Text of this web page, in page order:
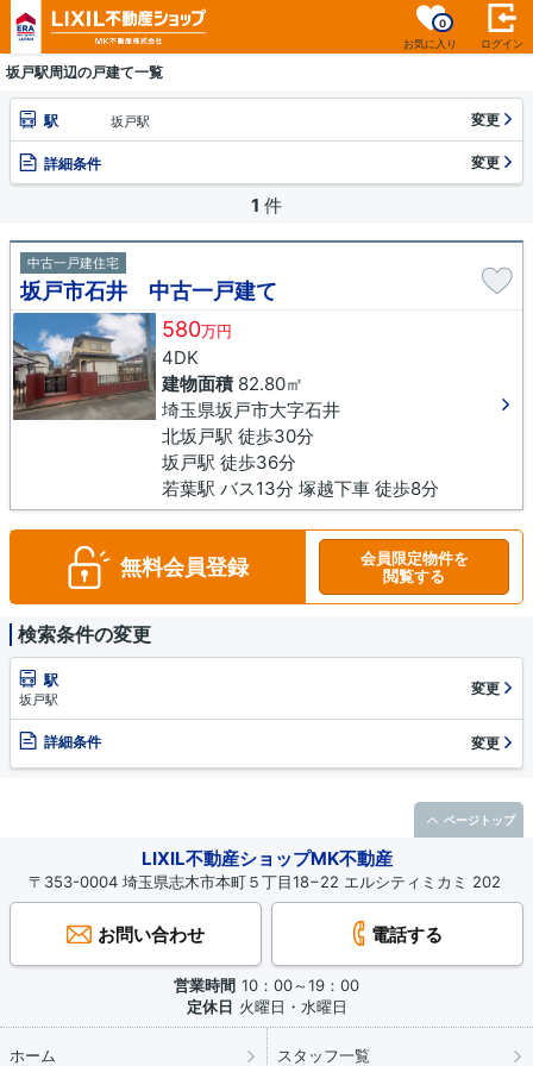
お気に入り
0
ログイン
坂戸駅周辺の戸建て一覧
駅 坂戸駅 変更
詳細条件 変更
1 件
中古一戸建住宅
坂戸市石井 中古一戸建て
580万円
4DK
建物面積82.80㎡
埼玉県坂戸市大字石井
北坂戸駅 徒歩30分
坂戸駅 徒歩36分
若葉駅 バス13分 塚越下車 徒歩8分
無料会員登録
会員限定物件を
閲覧する
検索条件の変更
駅
坂戸駅
変更
詳細条件 変更
LIXIL不動産ショップMK不動産
〒353-0004 埼玉県志木市本町５丁目18−22 エルシティミカミ 202
お問い合わせ 電話する
営業時間 10：00～19：00
定休日 火曜日・水曜日
ホーム スタッフ一覧
ページトップ